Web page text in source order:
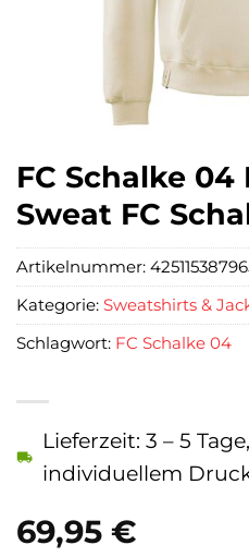
FC Schalke 04
Sweat FC
69,95 €
Lieferzeit: 3 – 5
individuellem
Artikelnummer:
Kategorie: Sweatshirts &
Schlagwort: FC Schalke 04